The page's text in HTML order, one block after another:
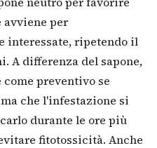
avviene per
interessate, ripetendo il
A differenza del sapone,
preventivo se
che l'infestazione si
durante le ore più
fitotossicità. Anche